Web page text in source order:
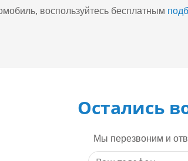
воспользуйтесь бесплатным
Остались
Мы перезвоним и